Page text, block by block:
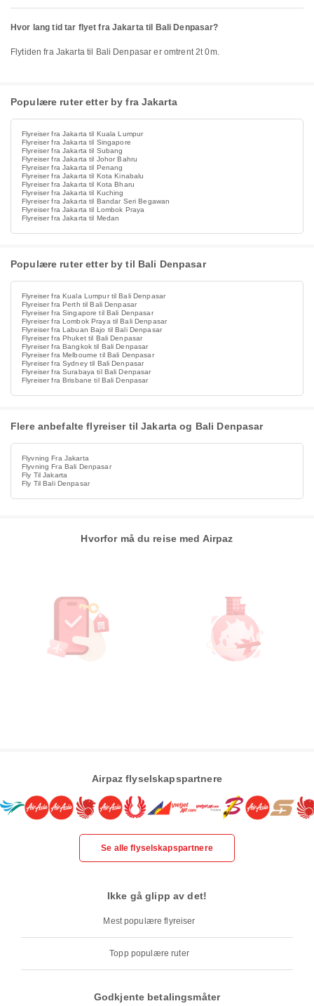
Hvor lang tid tar flyet fra Jakarta til Bali Denpasar?
Flytiden fra Jakarta til Bali Denpasar er omtrent 2t 0m.
Populære ruter etter by fra Jakarta
Flyreiser fra Jakarta til Kuala Lumpur
Flyreiser fra Jakarta til Singapore
Flyreiser fra Jakarta til Subang
Flyreiser fra Jakarta til Johor Bahru
Flyreiser fra Jakarta til Penang
Flyreiser fra Jakarta til Kota Kinabalu
Flyreiser fra Jakarta til Kota Bharu
Flyreiser fra Jakarta til Kuching
Flyreiser fra Jakarta til Bandar Seri Begawan
Flyreiser fra Jakarta til Lombok Praya
Flyreiser fra Jakarta til Medan
Populære ruter etter by til Bali Denpasar
Flyreiser fra Kuala Lumpur til Bali Denpasar
Flyreiser fra Perth til Bali Denpasar
Flyreiser fra Singapore til Bali Denpasar
Flyreiser fra Lombok Praya til Bali Denpasar
Flyreiser fra Labuan Bajo til Bali Denpasar
Flyreiser fra Phuket til Bali Denpasar
Flyreiser fra Bangkok til Bali Denpasar
Flyreiser fra Melbourne til Bali Denpasar
Flyreiser fra Sydney til Bali Denpasar
Flyreiser fra Surabaya til Bali Denpasar
Flyreiser fra Brisbane til Bali Denpasar
Flere anbefalte flyreiser til Jakarta og Bali Denpasar
Flyvning Fra Jakarta
Flyvning Fra Bali Denpasar
Fly Til Jakarta
Fly Til Bali Denpasar
Hvorfor må du reise med Airpaz
Airpaz flyselskapspartnere
Se alle flyselskapspartnere
Ikke gå glipp av det!
Mest populære flyreiser
Topp populære ruter
Godkjente betalingsmåter